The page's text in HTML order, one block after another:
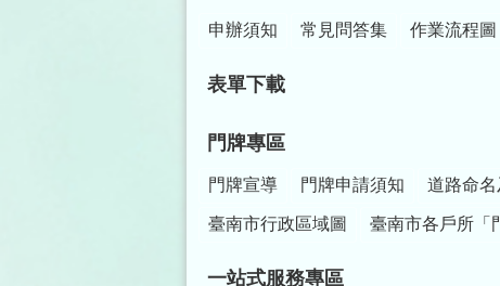
申辦須知 常見問答集 作業流程圖
表單下載
門牌專區
門牌宣導 門牌申請須知 道路命
臺南市行政區域圖 臺南市各戶所「
一站式服務專區